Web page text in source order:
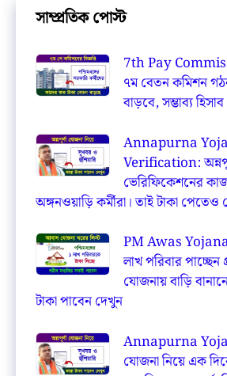
সাম্প্রতিক পোস্ট
7th Pay
৭ম বেতন কমিশন
বাড়বে, সম্ভাব্য
Annapurna
Verification:
ভেরিফিকেশনের
অঙ্গনওয়াড়ি কর্মীরা। তাই টাকা পেতেও
PM Awas
লাখ পরিবার পাচ্ছেন
যোজনায় বাড়ি
টাকা পাবেন দেখুন
Annapurna
যোজনা নিয়ে এক